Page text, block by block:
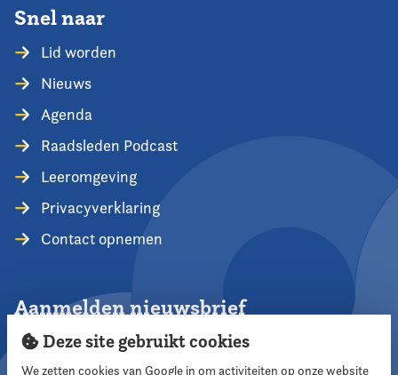
Snel naar
Lid worden
Nieuws
Agenda
Raadsleden Podcast
Leeromgeving
Privacyverklaring
Contact opnemen
Aanmelden nieuwsbrief
Deze site gebruikt cookies
We zetten cookies van Google in om activiteiten op onze website